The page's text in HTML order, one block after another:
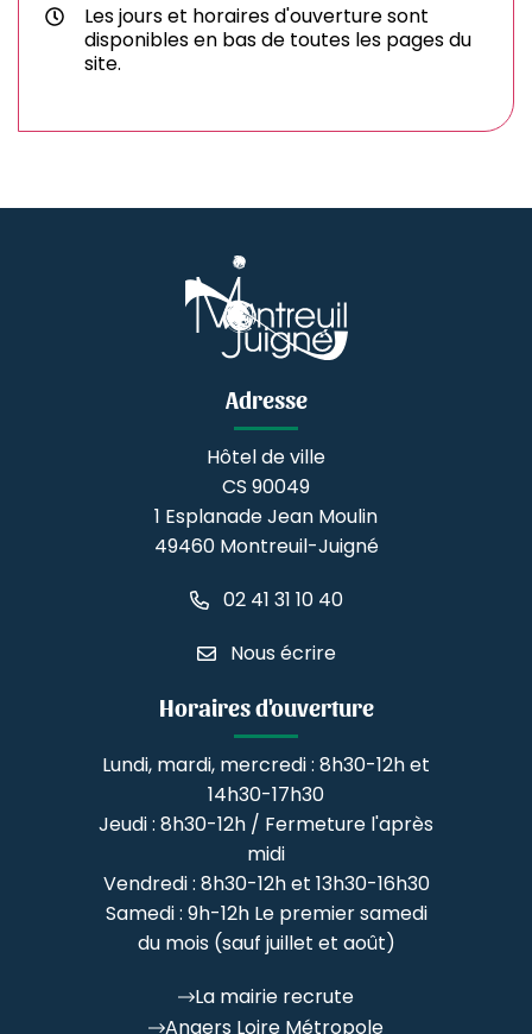
Les jours et horaires d'ouverture sont
disponibles en bas de toutes les pages du
site.
Adresse
Hôtel de ville
CS 90049
1 Esplanade Jean Moulin
49460 Montreuil-Juigné
02 41 31 10 40
Nous écrire
Horaires d'ouverture
Lundi, mardi, mercredi : 8h30-12h et
14h30-17h30
Jeudi : 8h30-12h / Fermeture l'après
midi
Vendredi : 8h30-12h et 13h30-16h30
Samedi : 9h-12h Le premier samedi
du mois (sauf juillet et août)
La mairie recrute
Angers Loire Métropole